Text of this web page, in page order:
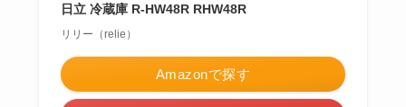
日立 冷蔵庫 R-HW48R RHW48R
リリー（relie）
Amazonで探す